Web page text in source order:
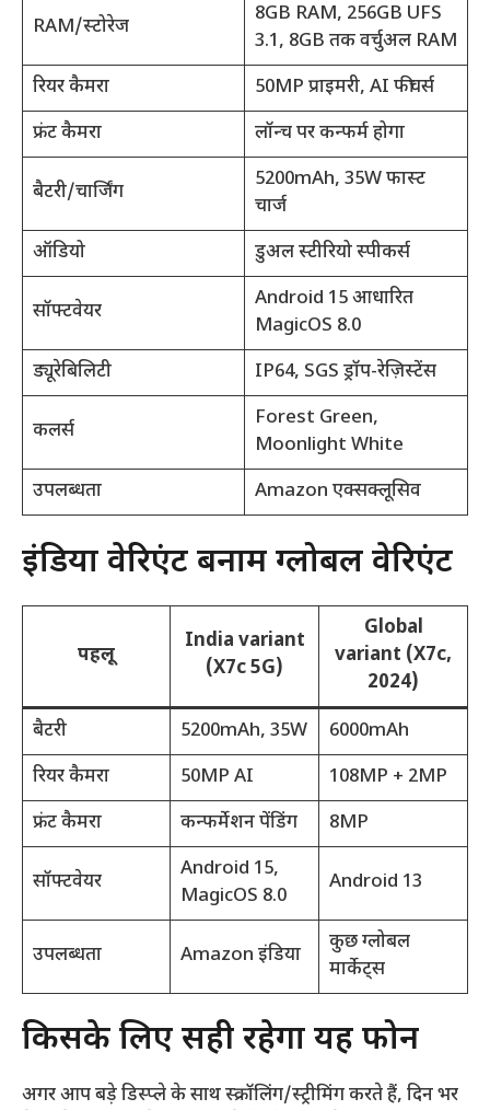
RAM/स्टोरेज
8GB RAM, 256GB UFS
3.1, 8GB तक वर्चुअल RAM
रियर कैमरा
50MP प्राइमरी, AI फीचर्स
फ्रंट कैमरा
लॉन्च पर कन्फर्म होगा
बैटरी/चार्जिंग
5200mAh, 35W फास्ट
चार्ज
ऑडियो
डुअल स्टीरियो स्पीकर्स
सॉफ्टवेयर
Android 15 आधारित
MagicOS 8.0
ड्यूरेबिलिटी
IP64, SGS ड्रॉप-रेज़िस्टेंस
कलर्स
Forest Green,
Moonlight White
उपलब्धता
Amazon एक्सक्लूसिव
इंडिया वेरिएंट बनाम ग्लोबल वेरिएंट
पहलू
India variant
(X7c 5G)
Global
variant (X7c,
2024)
बैटरी
5200mAh, 35W
6000mAh
रियर कैमरा
50MP AI
108MP + 2MP
फ्रंट कैमरा
कन्फर्मेशन पेंडिंग 8MP
सॉफ्टवेयर
Android 15,
MagicOS 8.0
Android 13
उपलब्धता Amazon इंडिया
कुछ ग्लोबल
मार्केट्स
किसके लिए सही रहेगा यह फोन
अगर आप बड़े डिस्प्ले के साथ स्क्रॉलिंग/स्ट्रीमिंग करते हैं, दिन भर